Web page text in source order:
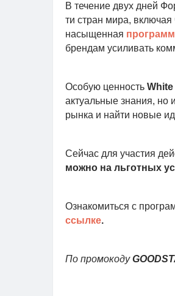
В течение двух дней
ти стран мира,
насыщенная
брендам усиливать
Особую ценность
актуальные знания, но
рынка и найти новые
Сейчас для участия
можно на льготных
Ознакомиться с
ссылке.
По промокоду